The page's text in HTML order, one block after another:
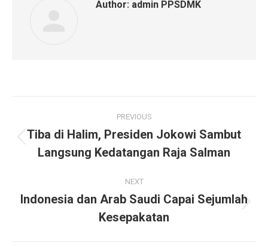
Author: admin PPSDMK
navigation
PREVIOUS
post:
Tiba di Halim, Presiden Jokowi Sambut
Langsung Kedatangan Raja Salman
NEXT
post:
Indonesia dan Arab Saudi Capai Sejumlah
Kesepakatan